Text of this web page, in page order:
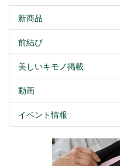
新商品
前結び
美しいキモノ掲載
動画
イベント情報